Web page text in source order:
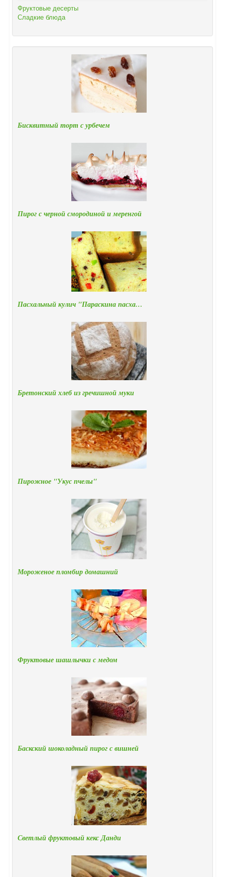
Фруктовые десерты
Сладкие блюда
Бисквитный торт с урбечем
Пирог с черной смородиной и меренгой
Пасхальный кулич "Параскина пасха…
Бретонский хлеб из гречишной муки
Пирожное "Укус пчелы"
Мороженое пломбир домашний
Фруктовые шашлычки с медом
Баскский шоколадный пирог с вишней
Светлый фруктовый кекс Данди